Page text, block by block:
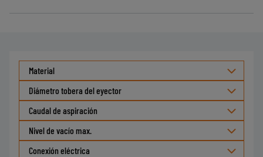
Material
Diámetro tobera del eyector
Caudal de aspiración
Nivel de vacío max.
Conexión eléctrica